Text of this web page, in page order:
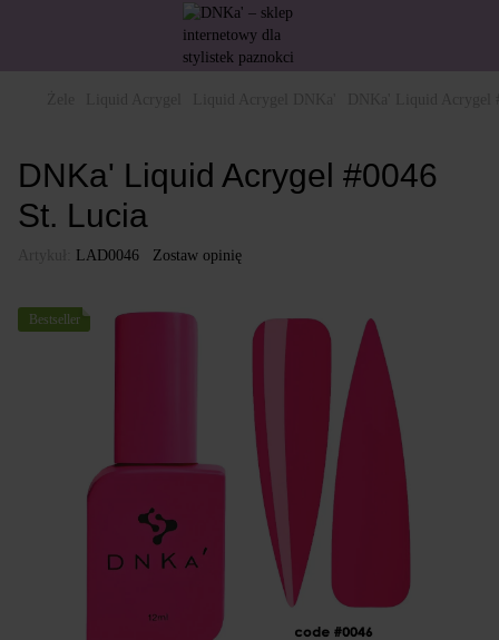
DNKa' Liquid Acrygel #0046
St. Lucia
LAD0046 Zostaw opinię
Bestseller